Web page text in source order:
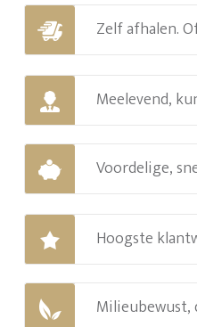
Zelf afhalen.
Meelevend,
Voordelige,
Hoogste